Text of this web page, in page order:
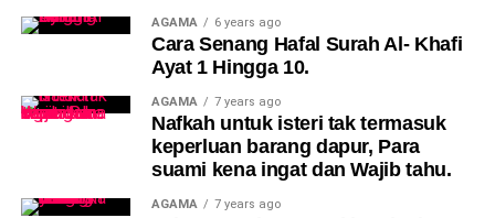
AGAMA 6 years ago
Cara Senang Hafal Surah Al- Khafi
Ayat 1 Hingga 10.
AGAMA 7 years ago
Nafkah untuk isteri tak termasuk
keperluan barang dapur, Para
suami kena ingat dan Wajib tahu.
AGAMA 7 years ago